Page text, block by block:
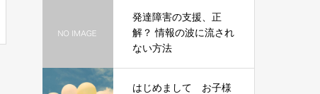
発達障害の支援、正
解？ 情報の波に流され
ない方法
はじめまして お子様